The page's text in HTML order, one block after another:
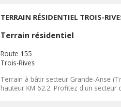
TERRAIN RÉSIDENTIEL TROIS-
Terrain résidentiel
Route 155
Trois-Rives
Terrain à bâtir secteur Grande-Anse
hauteur KM 62.2. Profitez d'un secteur